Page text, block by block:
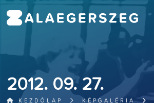
2012. 09. 27.
KEZDŐLAP KÉPGALÉRIA